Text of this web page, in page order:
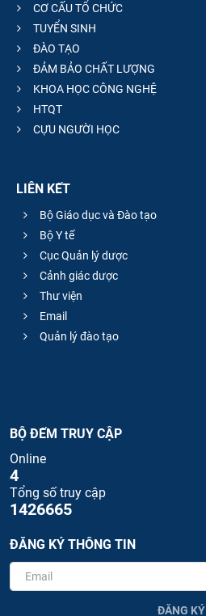
CƠ CẤU TỔ CHỨC
TUYỂN SINH
ĐÀO TẠO
ĐẢM BẢO CHẤT LƯỢNG
KHOA HỌC CÔNG NGHỆ
HTQT
CỰU NGƯỜI HỌC
LIÊN KẾT
Bộ Giáo dục và Đào tạo
Bộ Y tế
Cục Quản lý dược
Cảnh giác dược
Thư viện
Email
Quản lý đào tạo
BỘ ĐẾM TRUY CẬP
Online
4
Tổng số truy cập
1426665
ĐĂNG KÝ THÔNG TIN
ĐĂNG KÝ